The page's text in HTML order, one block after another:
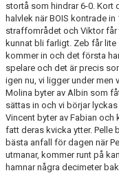
stortå som hindrar 6-0. Kort
halvlek när BOIS kontrade
straffområdet och Viktor
kunnat bli farligt. Zeb får
kommer in och det första
spelare och det är precis
igen nu, vi ligger under men
Molina byter av Albin som
sättas in och vi börjar
Vincent byter av Fabian
fatt deras kvicka ytter. Pelle
bästa anfall för dagen när
utmanar, kommer runt på
hamnar några decimeter